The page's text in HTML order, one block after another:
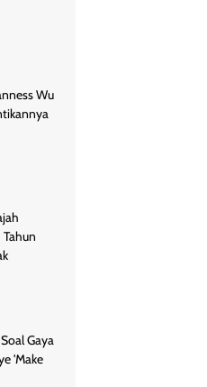
Wu
Gaya
'Make